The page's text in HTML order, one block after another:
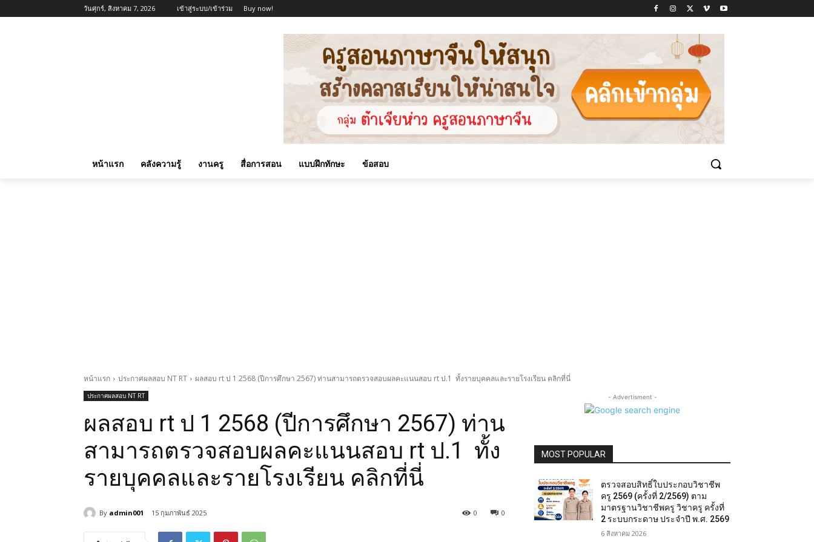
วันศุกร์, สิงหาคม 7, 2026 เข้าสู่ระบบ/เข้าร่วม Buy now!
หน้าแรก คลังความรู้ งานครู สื่อการสอน แบบฝึกทักษะ ข้อสอบ
หน้าแรก ประกาศผลสอบ NT RT ผลสอบ rt ป 1 2568 (ปีการศึกษา 2567) ท่านสามารถตรวจสอบผลคะแนนสอบ rt ป.1 ทั้งรายบุคคลและรายโรงเรียน คลิกที่นี่
ประกาศผลสอบ NT RT
ผลสอบ rt ป 1 2568 (ปีการศึกษา 2567) ท่าน
สามารถตรวจสอบผลคะแนนสอบ rt ป.1 ทั้ง
รายบุคคลและรายโรงเรียน คลิกที่นี่
By admin001 15 กุมภาพันธ์ 2025 0
0
- Advertisment -
MOST POPULAR
ตรวจสอบสิทธิ์ใบประกอบวิชาชีพ
ครู 2569 (ครั้งที่ 2/2569) ตาม
มาตรฐานวิชาชีพครู วิชาครู ครั้งที่
2 ระบบกระดาษ ประจำปี พ.ศ. 2569
6 สิงหาคม 2026